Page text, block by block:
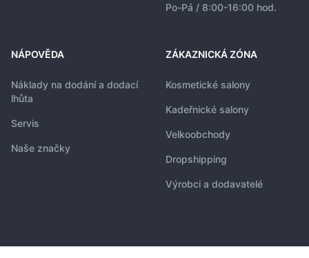
Po-Pá / 8:00-16:00 hod.
NÁPOVĚDA
Náklady na dodání a dodací
lhůta
Servis
Naše značky
ZÁKAZNICKÁ ZÓNA
Kosmetické salony
Kadeřnické salony
Velkoobchody
Dropshipping
Výrobci a dodavatelé